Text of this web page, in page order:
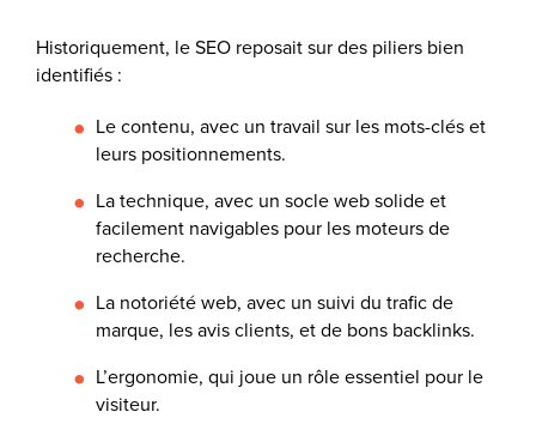
Historiquement, le SEO reposait sur des piliers bien
identifiés :
Le contenu, avec un travail sur les mots-clés et
leurs positionnements.
La technique, avec un socle web solide et
facilement navigables pour les moteurs de
recherche.
La notoriété web, avec un suivi du trafic de
marque, les avis clients, et de bons backlinks.
L’ergonomie, qui joue un rôle essentiel pour le
visiteur.